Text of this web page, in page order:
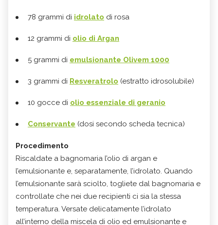
78 grammi di idrolato di rosa
12 grammi di olio di Argan
5 grammi di emulsionante Olivem 1000
3 grammi di Resveratrolo (estratto idrosolubile)
10 gocce di olio essenziale di geranio
Conservante (dosi secondo scheda tecnica)
Procedimento
Riscaldate a bagnomaria l’olio di argan e
l’emulsionante e, separatamente, l’idrolato. Quando
l’emulsionante sarà sciolto, togliete dal bagnomaria e
controllate che nei due recipienti ci sia la stessa
temperatura. Versate delicatamente l’idrolato
all’interno della miscela di olio ed emulsionante e